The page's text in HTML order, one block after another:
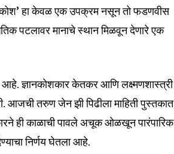
हा केवळ एक उपक्रम नसून तो फडणवीस
पटलावर मानाचे स्थान मिळवून देणारे एक
आहे. ज्ञानकोशकार केतकर आणि लक्ष्मणशास्त्री
आजची तरुण जेन झी पिढीला माहिती पुस्तकात
ही काळाची पावले अचूक ओळखून पारंपारिक
निर्णय घेतला आहे.